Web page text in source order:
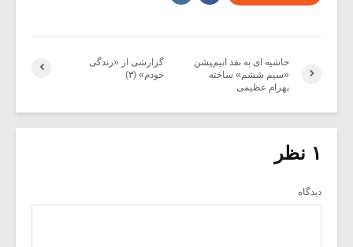
گزارشی از «زندگی
خودم» (۳)
حاشیه ای به نقد انیمیشن
«سیم ششم» ساخته
بهرام عظیمی
۱ نظر
دیدگاه